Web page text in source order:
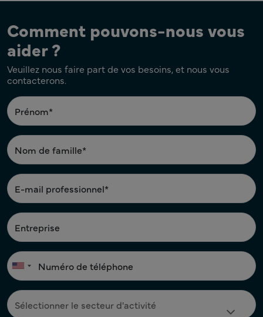
Comment pouvons-nous vous
aider ?
Veuillez nous faire part de vos besoins, et nous vous
contacterons.